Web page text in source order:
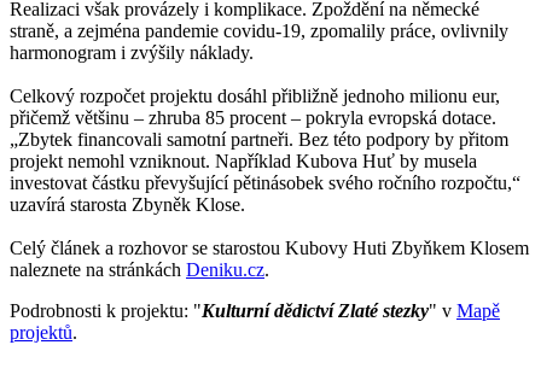
Realizaci však provázely i komplikace. Zpoždění na německé
straně, a zejména pandemie covidu-19, zpomalily práce, ovlivnily
harmonogram i zvýšily náklady.
Celkový rozpočet projektu dosáhl přibližně jednoho milionu eur,
přičemž většinu – zhruba 85 procent – pokryla evropská dotace.
„Zbytek financovali samotní partneři. Bez této podpory by přitom
projekt nemohl vzniknout. Například Kubova Huť by musela
investovat částku převyšující pětinásobek svého ročního rozpočtu,“
uzavírá starosta Zbyněk Klose.
Celý článek a rozhovor se starostou Kubovy Huti Zbyňkem Klosem
naleznete na stránkách Deniku.cz.
Podrobnosti k projektu: "Kulturní dědictví Zlaté stezky" v Mapě
projektů.